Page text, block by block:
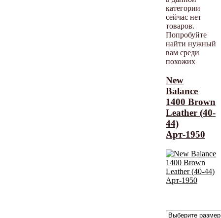
категории
сейчас нет
товаров.
Попробуйте
найти нужный
вам среди
похожих
New
Balance
1400 Brown
Leather (40-
44)
Арт-1950